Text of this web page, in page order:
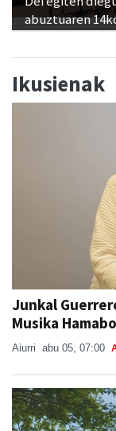
abuztuaren
Ikusienak
Junkal
Musika
Aiurri abu 05, 07:00